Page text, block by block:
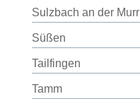
Sulzbach an der Murr
Süßen
Tailfingen
Tamm